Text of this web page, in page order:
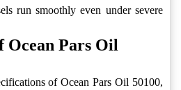
run smoothly even under severe
Ocean Pars Oil
of Ocean Pars Oil 50100,